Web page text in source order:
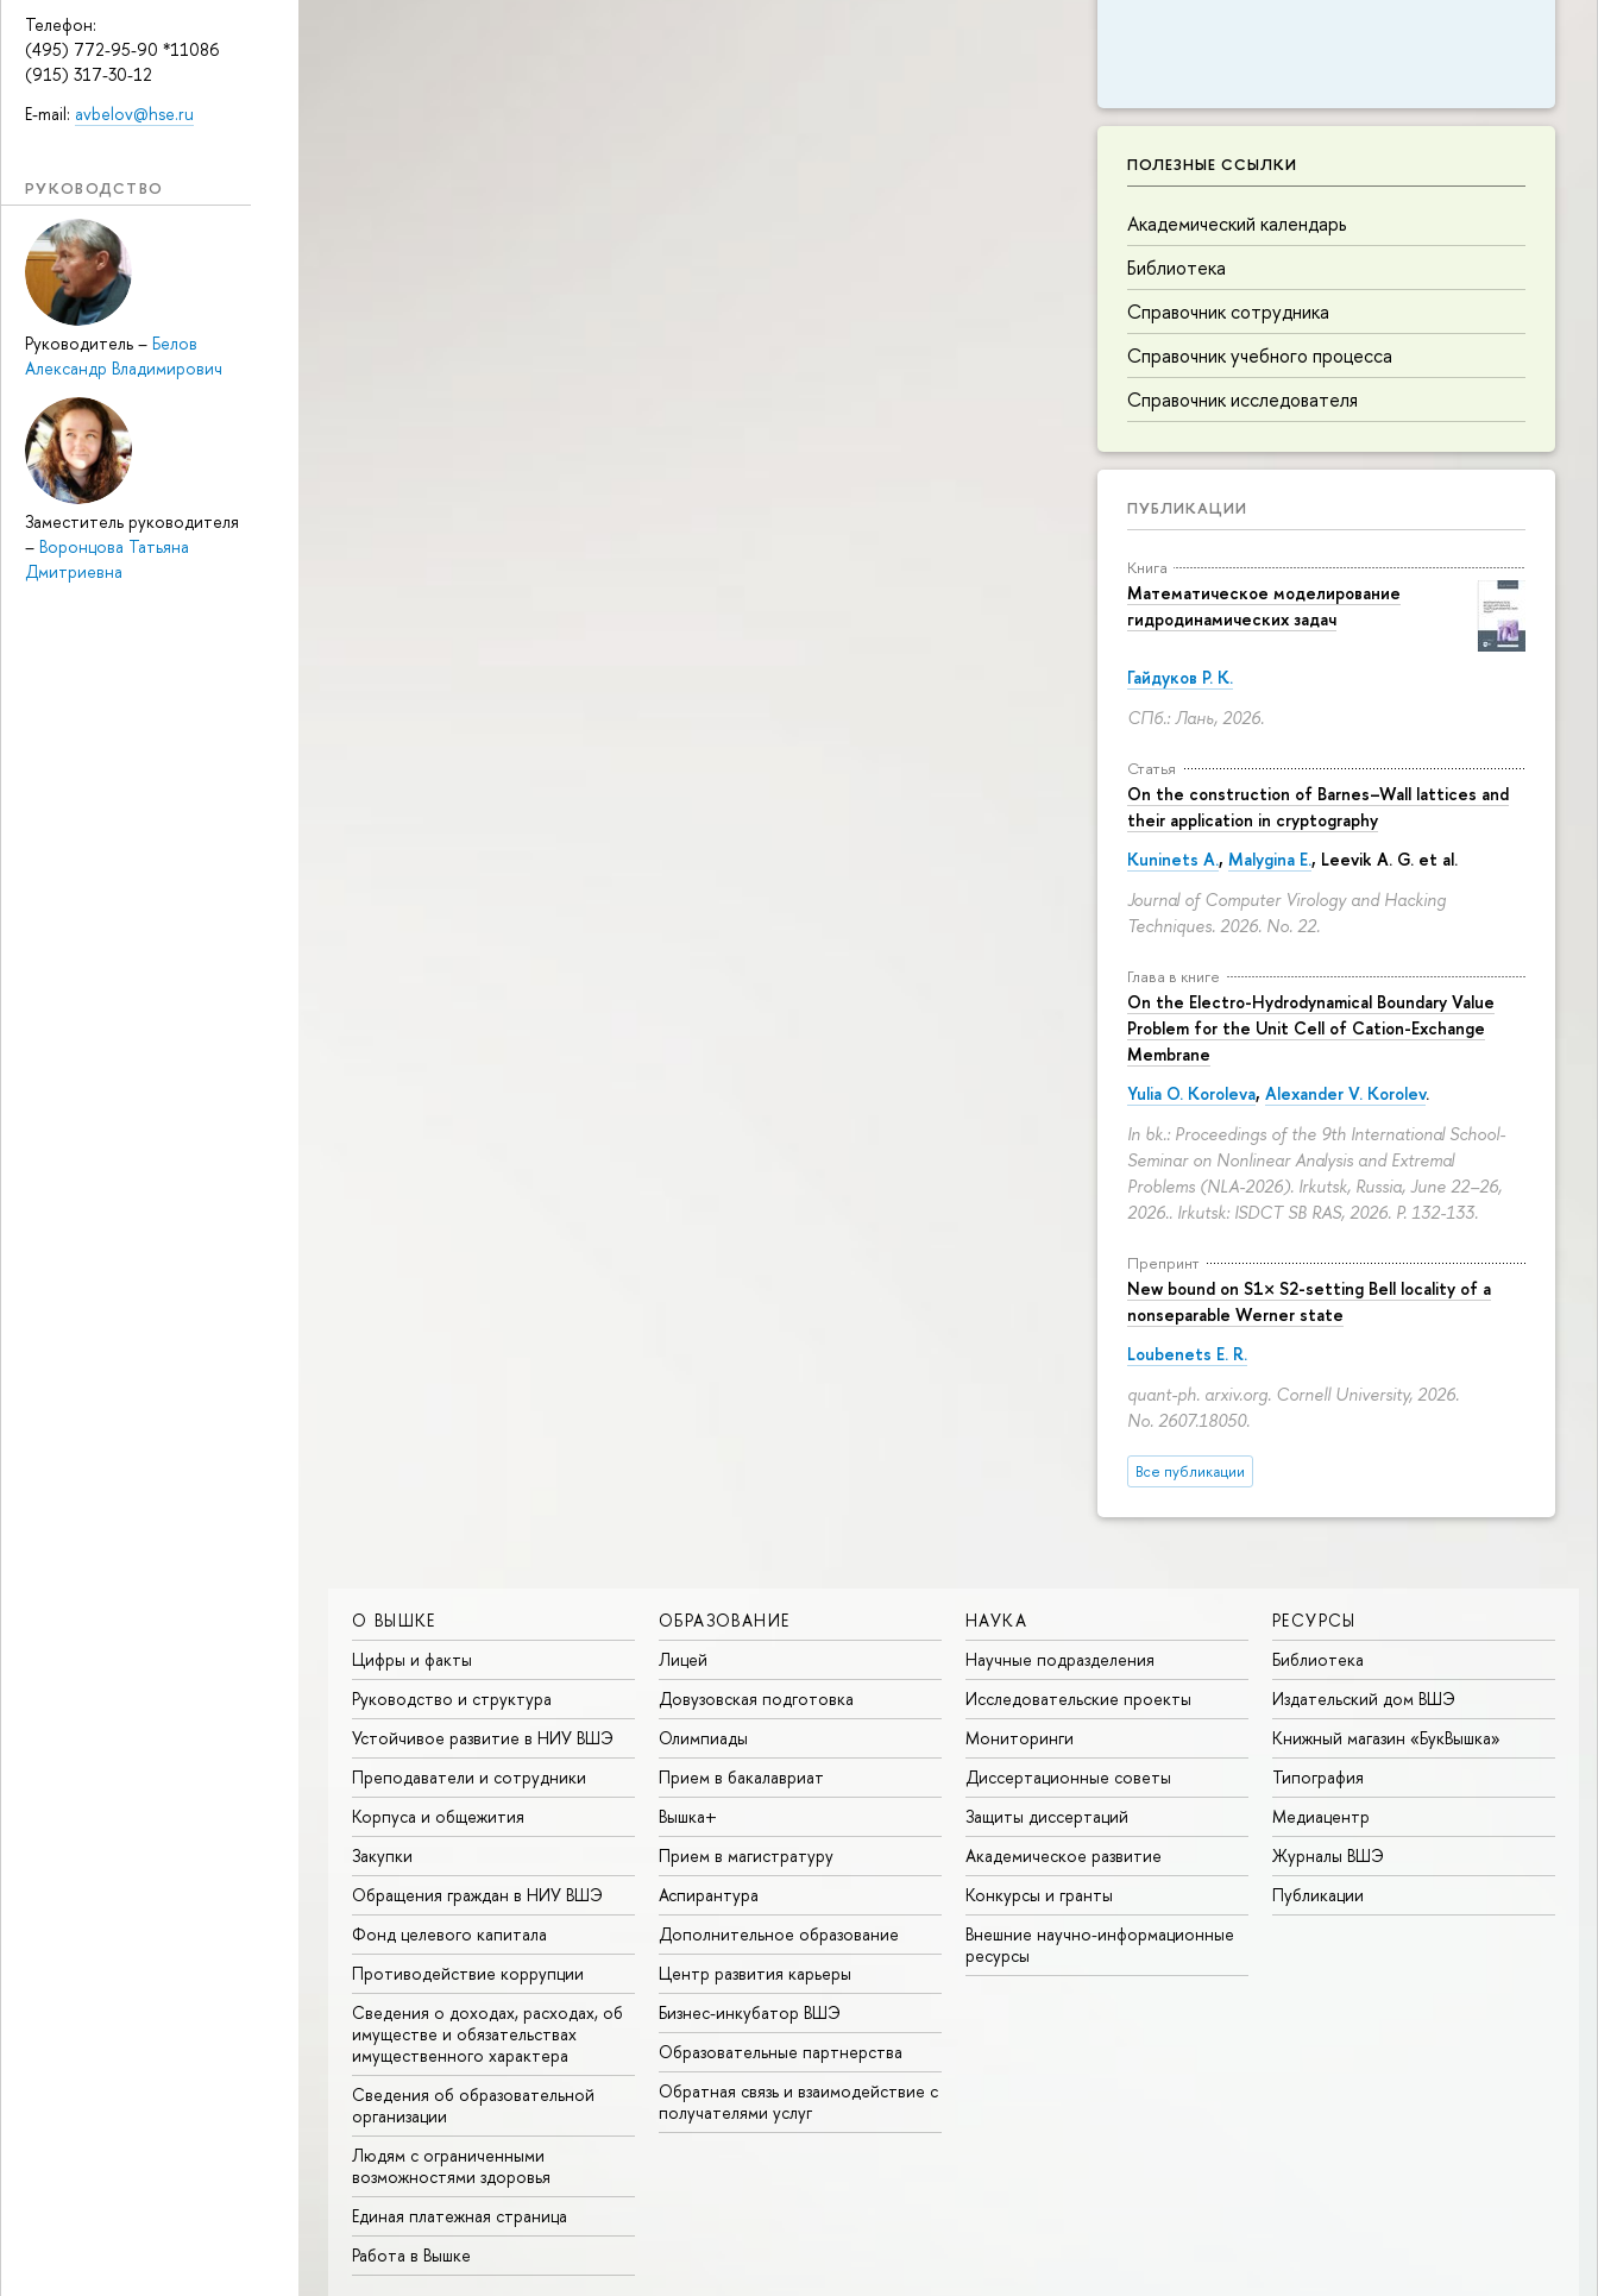
Телефон:
(495) 772-95-90 *11086
(915) 317-30-12
E-mail: avbelov@hse.ru
РУКОВОДСТВО
Руководитель – Белов
Александр Владимирович
Заместитель руководителя
– Воронцова Татьяна
Дмитриевна
ПОЛЕЗНЫЕ ССЫЛКИ
Академический календарь
Библиотека
Справочник сотрудника
Справочник учебного процесса
Справочник исследователя
ПУБЛИКАЦИИ
Книга
Математическое моделирование
гидродинамических задач
Гайдуков Р. К.
СПб.: Лань, 2026.
Статья
On the construction of Barnes–Wall lattices and
their application in cryptography
Kuninets A., Malygina E., Leevik A. G. et al.
Journal of Computer Virology and Hacking
Techniques. 2026. No. 22.
Глава в книге
On the Electro-Hydrodynamical Boundary Value
Problem for the Unit Cell of Cation-Exchange
Membrane
Yulia O. Koroleva, Alexander V. Korolev.
In bk.: Proceedings of the 9th International School-
Seminar on Nonlinear Analysis and Extremal
Problems (NLA-2026). Irkutsk, Russia, June 22–26,
2026.. Irkutsk: ISDCT SB RAS, 2026. P. 132-133.
Препринт
New bound on S1× S2-setting Bell locality of a
nonseparable Werner state
Loubenets E. R.
quant-ph. arxiv.org. Cornell University, 2026.
No. 2607.18050.
Все публикации
О ВЫШКЕ
Цифры и факты
Руководство и структура
Устойчивое развитие в НИУ ВШЭ
Преподаватели и сотрудники
Корпуса и общежития
Закупки
Обращения граждан в НИУ ВШЭ
Фонд целевого капитала
Противодействие коррупции
Сведения о доходах, расходах, об
имуществе и обязательствах
имущественного характера
Сведения об образовательной
организации
Людям с ограниченными
возможностями здоровья
Единая платежная страница
Работа в Вышке
ОБРАЗОВАНИЕ
Лицей
Довузовская подготовка
Олимпиады
Прием в бакалавриат
Вышка+
Прием в магистратуру
Аспирантура
Дополнительное образование
Центр развития карьеры
Бизнес-инкубатор ВШЭ
Образовательные партнерства
Обратная связь и взаимодействие с
получателями услуг
НАУКА
Научные подразделения
Исследовательские проекты
Мониторинги
Диссертационные советы
Защиты диссертаций
Академическое развитие
Конкурсы и гранты
Внешние научно-информационные
ресурсы
РЕСУРСЫ
Библиотека
Издательский дом ВШЭ
Книжный магазин «БукВышка»
Типография
Медиацентр
Журналы ВШЭ
Публикации